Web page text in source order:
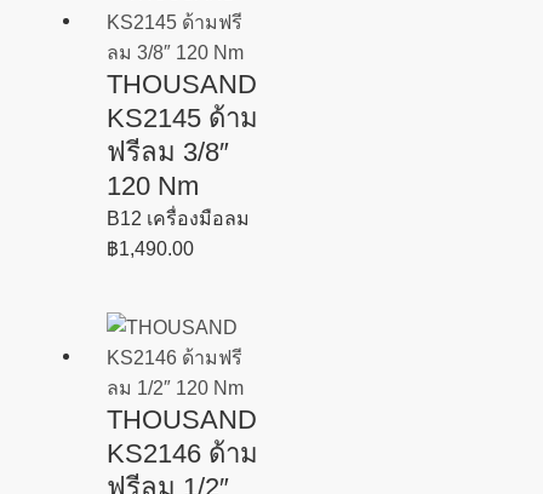
THOUSAND
KS2145 ด้าม
ฟรีลม 3/8″
120 Nm
B12 เครื่องมือลม
฿1,490.00
THOUSAND
KS2146 ด้าม
ฟรีลม 1/2″